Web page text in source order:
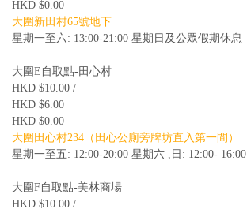
HKD $0.00
大圍新田村65號地下
星期一至六: 13:00-21:00 星期日及公眾假期休息
大圍E自取點-田心村
HKD $10.00 /
HKD $6.00
HKD $0.00
大圍田心村234（田心公廁旁牌坊直入第一間）
星期一至五: 12:00-20:00 星期六 ,日: 12:00- 16:00
大圍F自取點-美林商場
HKD $10.00 /